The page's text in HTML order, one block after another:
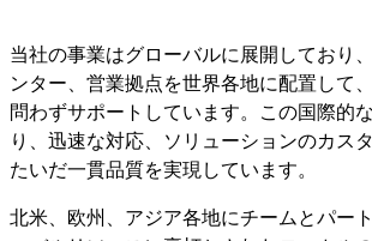
当社の事業はグローバルに展開しており
ンター、営業拠点を世界各地に配置して
問わずサポートしています。この国際的
り、迅速な対応、ソリューションのカス
たいだ一貫品質を実現しています。
北米、欧州、アジア各地にチームとパー